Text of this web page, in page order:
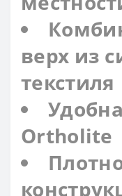
верх из
текстиля
Ortholite